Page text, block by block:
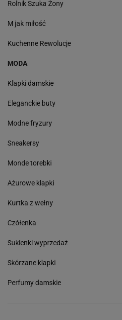
Rolnik Szuka Żony
M jak miłość
Kuchenne Rewolucje
MODA
Klapki damskie
Eleganckie buty
Modne fryzury
Sneakersy
Monde torebki
Ażurowe klapki
Kurtka z wełny
Czółenka
Sukienki wyprzedaż
Skórzane klapki
Perfumy damskie